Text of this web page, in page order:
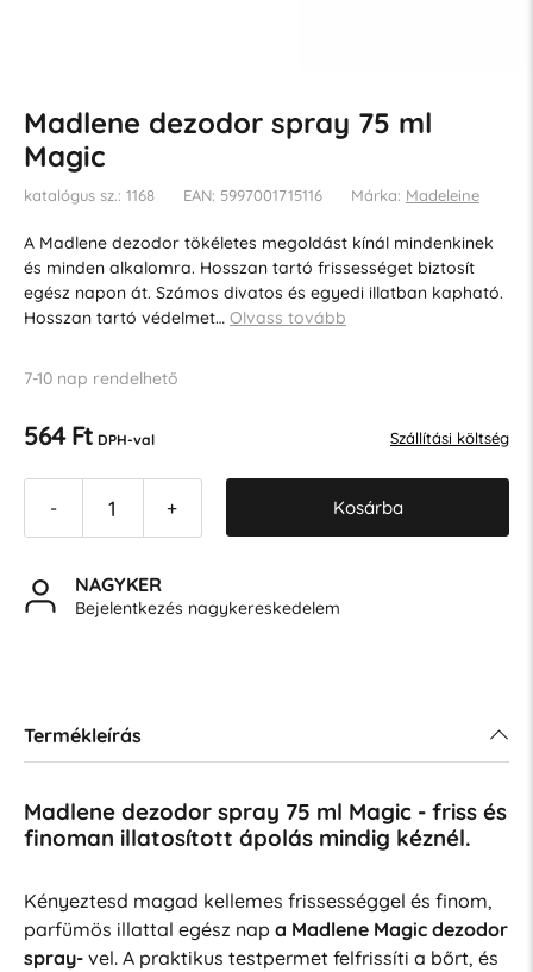
Madlene dezodor spray 75 ml
Magic
katalógus sz.: 1168 EAN: 5997001715116 Márka: Madeleine
A Madlene dezodor tökéletes megoldást kínál mindenkinek
és minden alkalomra. Hosszan tartó frissességet biztosít
egész napon át. Számos divatos és egyedi illatban kapható.
Hosszan tartó védelmet… Olvass tovább
7-10 nap rendelhető
564 Ft DPH-val Szállítási költség
- + Kosárba
NAGYKER
Bejelentkezés nagykereskedelem
Termékleírás
Madlene dezodor spray 75 ml Magic - friss és
finoman illatosított ápolás mindig kéznél.
Kényeztesd magad kellemes frissességgel és finom,
parfümös illattal egész nap a Madlene Magic dezodor
spray-vel. A praktikus testpermet felfrissíti a bőrt, és